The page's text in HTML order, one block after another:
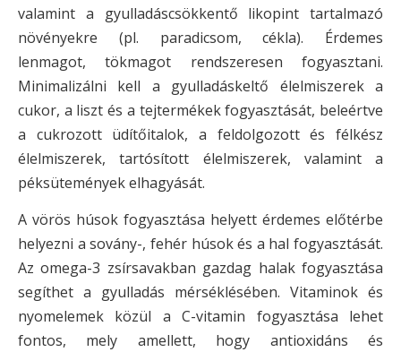
valamint a gyulladáscsökkentő likopint tartalmazó
növényekre (pl. paradicsom, cékla). Érdemes
lenmagot, tökmagot rendszeresen fogyasztani.
Minimalizálni kell a gyulladáskeltő élelmiszerek a
cukor, a liszt és a tejtermékek fogyasztását, beleértve
a cukrozott üdítőitalok, a feldolgozott és félkész
élelmiszerek, tartósított élelmiszerek, valamint a
péksütemények elhagyását.
A vörös húsok fogyasztása helyett érdemes előtérbe
helyezni a sovány-, fehér húsok és a hal fogyasztását.
Az omega-3 zsírsavakban gazdag halak fogyasztása
segíthet a gyulladás mérséklésében. Vitaminok és
nyomelemek közül a C-vitamin fogyasztása lehet
fontos, mely amellett, hogy antioxidáns és